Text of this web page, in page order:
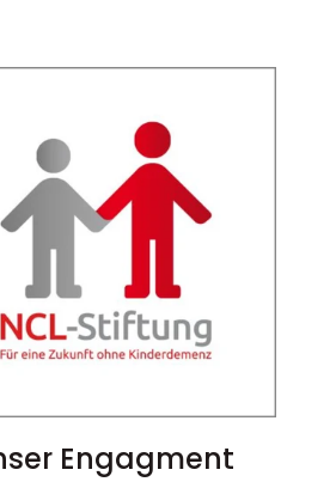
Engagment